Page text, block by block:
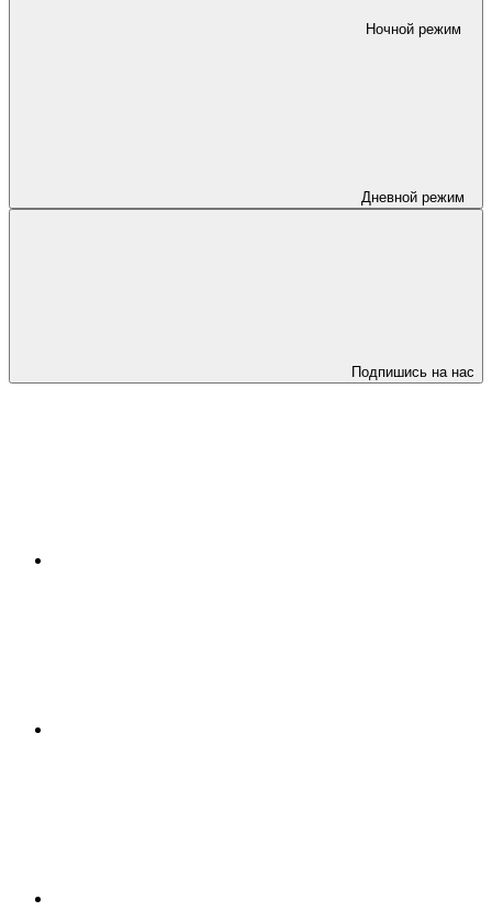
Ночной режим
Дневной режим
Подпишись на нас